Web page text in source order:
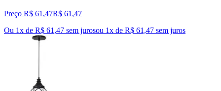
Preço R$ 61,47R$ 61,47
Ou 1x de R$ 61,47 sem jurosou 1x de R$ 61,47 sem juros